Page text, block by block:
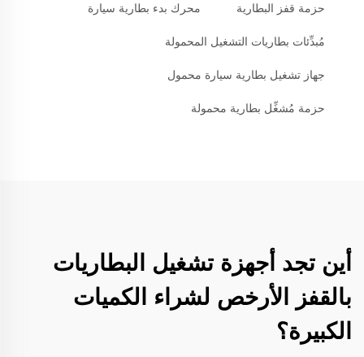
حزمة قفز البطارية محرك بدء بطارية سيارة
مُبدِّئات بطاريات التشغيل المحمولة
جهاز تشغيل بطارية سيارة محمول
حزمة مُشغِّل بطارية محمولة
أين تجد أجهزة تشغيل البطاريات
بالقفز الأرخص لشراء الكميات
الكبيرة؟